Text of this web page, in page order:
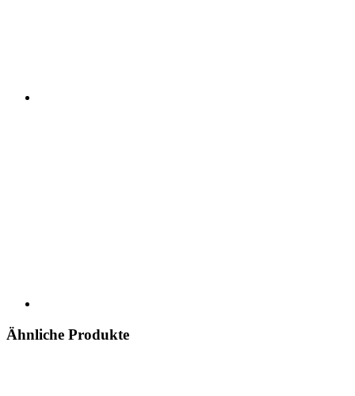
Ähnliche Produkte